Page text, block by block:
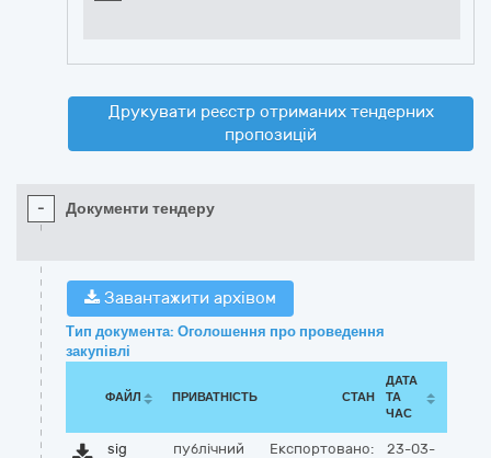
Друкувати реєстр отриманих тендерних
пропозицій
- Документи тендеру
Завантажити архівом
Тип документа: Оголошення про проведення
закупівлі
ФАЙЛ ПРИВАТНІСТЬ СТАН
ДАТА
ТА
ЧАС
sig
публічний Експортовано:
23-03-